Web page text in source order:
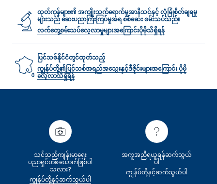
ထုတ်ကုန်များ၏ အကျိုးသက်ရောက်မှုအာနိသင်နှင့် လုံခြုံစိတ်ချရမှု
များသည် ဆေးပညာကြီးကြပ်မှုအရ စစ်ဆေး စမ်းသပ်သည်။
လက်တွေ့စမ်းသပ်လေ့လာမှုများအ‌‌‌ကြောင်းပိုမိုသိရှိရန်
ပြင်သစ်နိုင်ငံတွင်ထုတ်သည့်
ကျွန်ုပ်တို့၏ပြင်သစ်အရည်အသွေးနှင့်ဒီဇိုင်းများအကြောင်း ပိုမို
လေ့လာသိရှိရန်
သင်သည်ကျန်းမာရေး
ပညာရှင်တစ်‌ယောက်ဖြစ်ပါ
သလား?
ကျွန်ုပ်တို့နှင့်ဆက်သွယ်ပါ
အကူအညီရယူရန်ဆက်သွယ်
ပါ
ကျွန်ုပ်တို့နှင့်ဆက်သွယ်ပါ